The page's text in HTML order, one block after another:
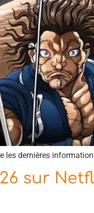
les dernières
sur